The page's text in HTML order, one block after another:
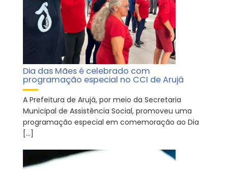
Dia das Mães é celebrado com
programação especial no CCI de Arujá
A Prefeitura de Arujá, por meio da Secretaria
Municipal de Assistência Social, promoveu uma
programação especial em comemoração ao Dia
[…]